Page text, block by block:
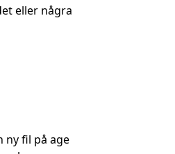
eller några
ny fil på age